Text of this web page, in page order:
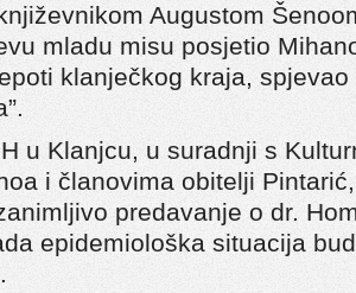
Augustom
mladu misu posjetio
klanječkog kraja, spjevao
u Klanjcu, u suradnji s
i članovima obitelji
predavanje o dr.
epidemiološka situacija